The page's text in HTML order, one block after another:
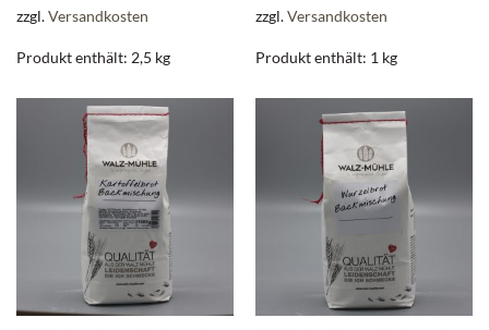
zzgl.Versandkosten
Produkt enthält: 2,5 kg
zzgl.Versandkosten
Produkt enthält: 1 kg